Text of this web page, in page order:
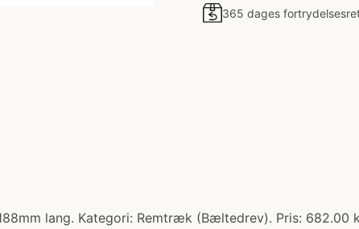
365 dages
lang. Kategori: Remtræk (Bæltedrev). Pris: 682.00